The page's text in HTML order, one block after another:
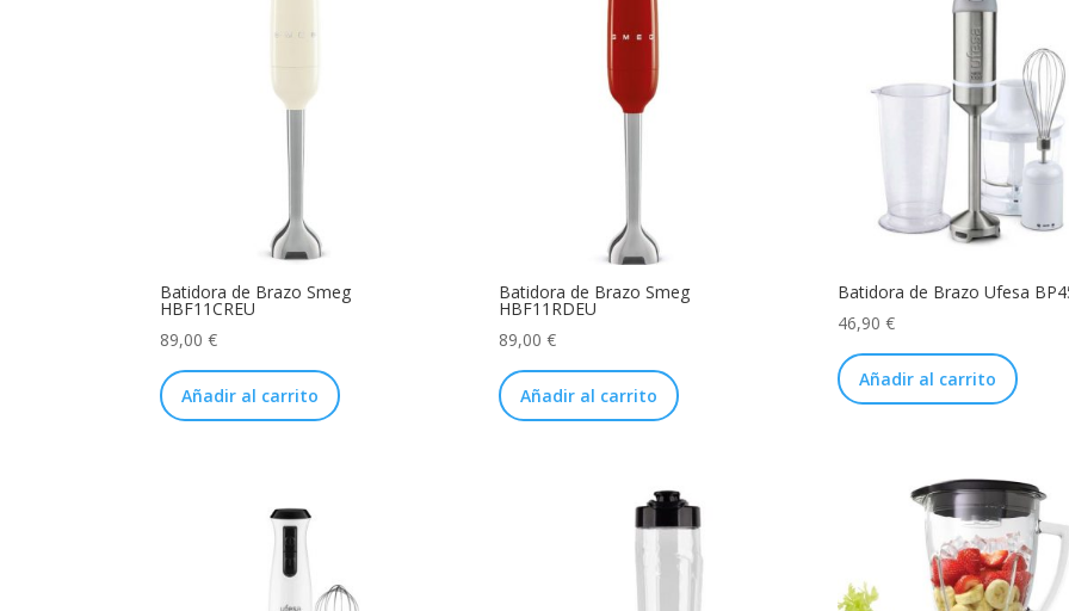
Batidora de Brazo Smeg
HBF11CREU
89,00€
Añadir al carrito
Batidora de Brazo Smeg
HBF11RDEU
89,00 €
Añadir al carrito
Batidora de Brazo Ufesa
46,90 €
Añadir al carrito